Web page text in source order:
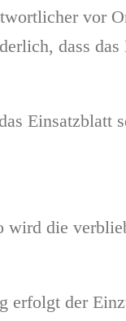
vor
dass
Einsatzblatt
die
erfolgt der